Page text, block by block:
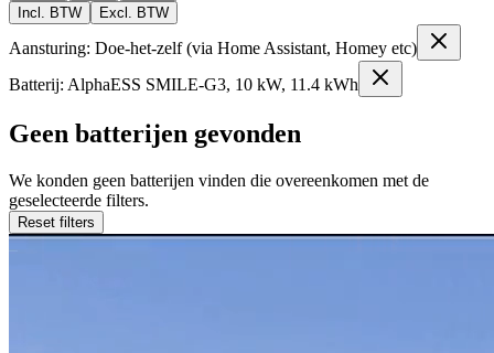
Incl. BTW
Excl. BTW
Aansturing: Doe-het-zelf (via Home Assistant, Homey etc)
Batterij: AlphaESS SMILE-G3, 10 kW, 11.4 kWh
Geen batterijen gevonden
We konden geen batterijen vinden die overeenkomen met de
geselecteerde filters.
Reset filters